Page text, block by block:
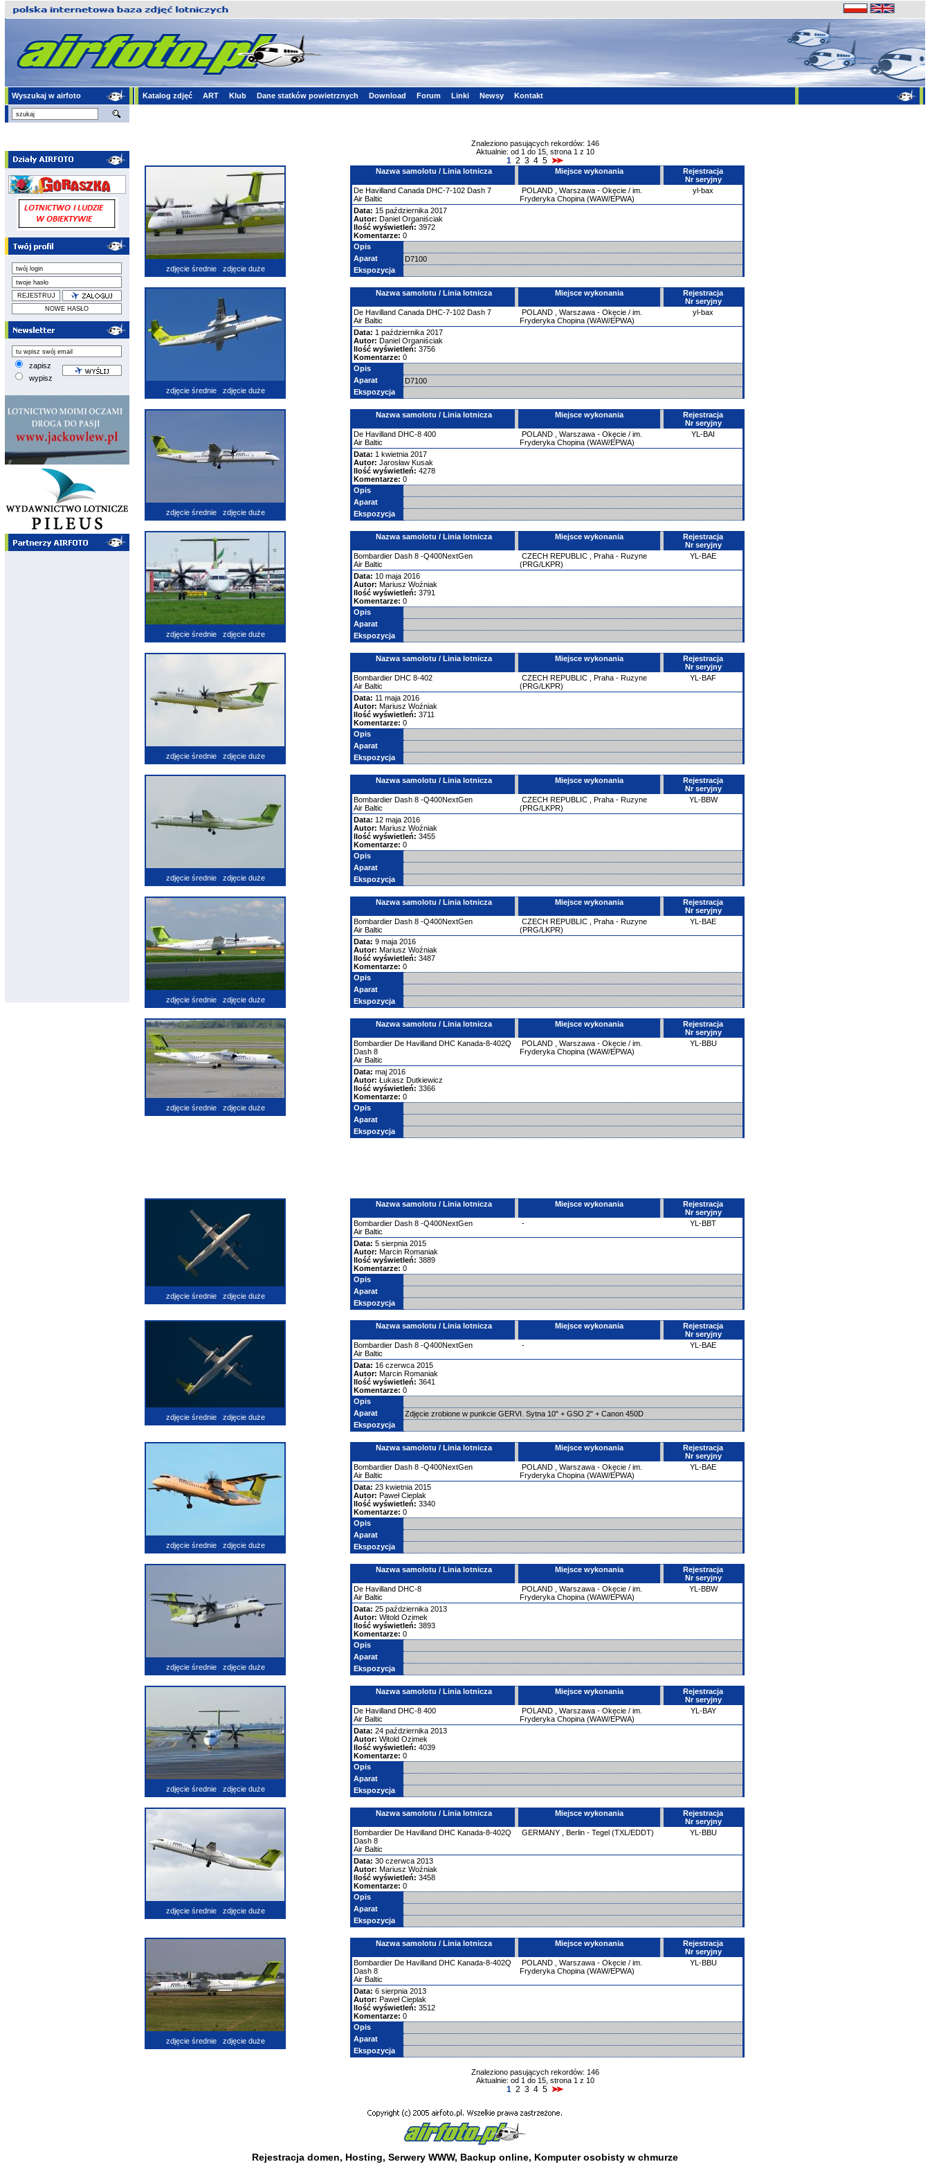
Wyszukaj w airfoto Katalog zdjęć ART Klub Dane statków powietrznych Download Forum Linki Newsy Kontakt
zapisz
wypisz
Znaleziono pasujących rekordów: 146
Aktualnie: od 1 do 15, strona 1 z 10
1 2 3 4 5
zdjęcie średnie zdjęcie duże
Nazwa samolotu / Linia lotnicza Miejsce wykonania
Rejestracja
Nr seryjny
De Havilland Canada DHC-7-102 Dash 7
Air Baltic
POLAND
Warszawa - Okęcie / im.
Fryderyka Chopina (WAW/EPWA)
yl-bax
Data: 15 października 2017
Autor: Daniel Organiściak
Ilość wyświetleń: 3972
Komentarze: 0
Opis
Aparat
D7100
Ekspozycja
zdjęcie średnie zdjęcie duże
Nazwa samolotu / Linia lotnicza Miejsce wykonania
Rejestracja
Nr seryjny
De Havilland Canada DHC-7-102 Dash 7
Air Baltic
POLAND
Warszawa - Okęcie / im.
Fryderyka Chopina (WAW/EPWA)
yl-bax
Data: 1 października 2017
Autor: Daniel Organiściak
Ilość wyświetleń: 3756
Komentarze: 0
Opis
Aparat
D7100
Ekspozycja
zdjęcie średnie zdjęcie duże
Nazwa samolotu / Linia lotnicza Miejsce wykonania
Rejestracja
Nr seryjny
De Havilland DHC-8 400
Air Baltic
POLAND
Warszawa - Okęcie / im.
Fryderyka Chopina (WAW/EPWA)
YL-BAI
Data: 1 kwietnia 2017
Autor: Jarosław Kusak
Ilość wyświetleń: 4278
Komentarze: 0
Opis
Aparat
Ekspozycja
zdjęcie średnie zdjęcie duże
Nazwa samolotu / Linia lotnicza Miejsce wykonania
Rejestracja
Nr seryjny
Bombardier Dash 8 -Q400NextGen
Air Baltic
CZECH REPUBLIC
Praha - Ruzyne
(PRG/LKPR)
YL-BAE
Data: 10 maja 2016
Autor: Mariusz Woźniak
Ilość wyświetleń: 3791
Komentarze: 0
Opis
Aparat
Ekspozycja
zdjęcie średnie zdjęcie duże
Nazwa samolotu / Linia lotnicza Miejsce wykonania
Rejestracja
Nr seryjny
Bombardier DHC 8-402
Air Baltic
CZECH REPUBLIC
Praha - Ruzyne
(PRG/LKPR)
YL-BAF
Data: 11 maja 2016
Autor: Mariusz Woźniak
Ilość wyświetleń: 3711
Komentarze: 0
Opis
Aparat
Ekspozycja
zdjęcie średnie zdjęcie duże
Nazwa samolotu / Linia lotnicza Miejsce wykonania
Rejestracja
Nr seryjny
Bombardier Dash 8 -Q400NextGen
Air Baltic
CZECH REPUBLIC
Praha - Ruzyne
(PRG/LKPR)
YL-BBW
Data: 12 maja 2016
Autor: Mariusz Woźniak
Ilość wyświetleń: 3455
Komentarze: 0
Opis
Aparat
Ekspozycja
zdjęcie średnie zdjęcie duże
Nazwa samolotu / Linia lotnicza Miejsce wykonania
Rejestracja
Nr seryjny
Bombardier Dash 8 -Q400NextGen
Air Baltic
CZECH REPUBLIC
Praha - Ruzyne
(PRG/LKPR)
YL-BAE
Data: 9 maja 2016
Autor: Mariusz Woźniak
Ilość wyświetleń: 3487
Komentarze: 0
Opis
Aparat
Ekspozycja
zdjęcie średnie zdjęcie duże
Nazwa samolotu / Linia lotnicza Miejsce wykonania
Rejestracja
Nr seryjny
Bombardier De Havilland DHC Kanada-8-402Q
Dash 8
Air Baltic
POLAND
Warszawa - Okęcie / im.
Fryderyka Chopina (WAW/EPWA)
YL-BBU
Data: maj 2016
Autor: Łukasz Dutkiewicz
Ilość wyświetleń: 3366
Komentarze: 0
Opis
Aparat
Ekspozycja
zdjęcie średnie zdjęcie duże
Nazwa samolotu / Linia lotnicza Miejsce wykonania
Rejestracja
Nr seryjny
Bombardier Dash 8 -Q400NextGen
Air Baltic
- YL-BBT
Data: 5 sierpnia 2015
Autor: Marcin Romaniak
Ilość wyświetleń: 3889
Komentarze: 0
Opis
Aparat
Ekspozycja
zdjęcie średnie zdjęcie duże
Nazwa samolotu / Linia lotnicza Miejsce wykonania
Rejestracja
Nr seryjny
Bombardier Dash 8 -Q400NextGen
Air Baltic
- YL-BAE
Data: 16 czerwca 2015
Autor: Marcin Romaniak
Ilość wyświetleń: 3641
Komentarze: 0
Opis
Aparat
Zdjęcie zrobione w punkcie GERVI. Sytna 10" + GSO 2" + Canon 450D
Ekspozycja
zdjęcie średnie zdjęcie duże
Nazwa samolotu / Linia lotnicza Miejsce wykonania
Rejestracja
Nr seryjny
Bombardier Dash 8 -Q400NextGen
Air Baltic
POLAND
Warszawa - Okęcie / im.
Fryderyka Chopina (WAW/EPWA)
YL-BAE
Data: 23 kwietnia 2015
Autor: Paweł Cieplak
Ilość wyświetleń: 3340
Komentarze: 0
Opis
Aparat
Ekspozycja
zdjęcie średnie zdjęcie duże
Nazwa samolotu / Linia lotnicza Miejsce wykonania
Rejestracja
Nr seryjny
De Havilland DHC-8
Air Baltic
POLAND
Warszawa - Okęcie / im.
Fryderyka Chopina (WAW/EPWA)
YL-BBW
Data: 25 października 2013
Autor: Witold Ozimek
Ilość wyświetleń: 3893
Komentarze: 0
Opis
Aparat
Ekspozycja
zdjęcie średnie zdjęcie duże
Nazwa samolotu / Linia lotnicza Miejsce wykonania
Rejestracja
Nr seryjny
De Havilland DHC-8 400
Air Baltic
POLAND
Warszawa - Okęcie / im.
Fryderyka Chopina (WAW/EPWA)
YL-BAY
Data: 24 października 2013
Autor: Witold Ozimek
Ilość wyświetleń: 4039
Komentarze: 0
Opis
Aparat
Ekspozycja
zdjęcie średnie zdjęcie duże
Nazwa samolotu / Linia lotnicza Miejsce wykonania
Rejestracja
Nr seryjny
Bombardier De Havilland DHC Kanada-8-402Q
Dash 8
Air Baltic
GERMANY Berlin - Tegel (TXL/EDDT) YL-BBU
Data: 30 czerwca 2013
Autor: Mariusz Woźniak
Ilość wyświetleń: 3458
Komentarze: 0
Opis
Aparat
Ekspozycja
zdjęcie średnie zdjęcie duże
Nazwa samolotu / Linia lotnicza Miejsce wykonania
Rejestracja
Nr seryjny
Bombardier De Havilland DHC Kanada-8-402Q
Dash 8
Air Baltic
POLAND
Warszawa - Okęcie / im.
Fryderyka Chopina (WAW/EPWA)
YL-BBU
Data: 6 sierpnia 2013
Autor: Paweł Cieplak
Ilość wyświetleń: 3512
Komentarze: 0
Opis
Aparat
Ekspozycja
Znaleziono pasujących rekordów: 146
Aktualnie: od 1 do 15, strona 1 z 10
1 2 3 4 5
Rejestracja domen, Hosting, Serwery WWW, Backup online, Komputer osobisty w chmurze